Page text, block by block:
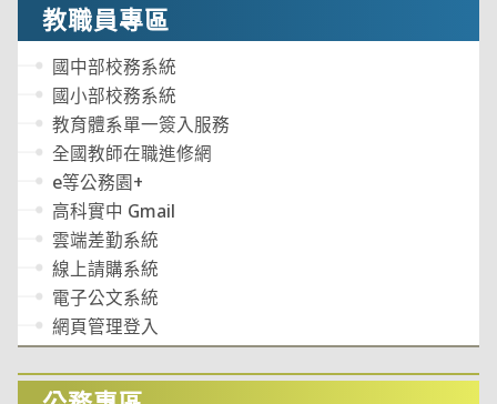
教職員專區
國中部校務系統
國小部校務系統
教育體系單一簽入服務
全國教師在職進修網
e等公務園+
高科實中 Gmail
雲端差勤系統
線上請購系統
電子公文系統
網頁管理登入